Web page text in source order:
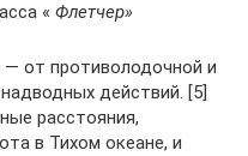
« Флетчер»
— от противолодочной и
действий. [5]
расстояния,
в Тихом океане, и